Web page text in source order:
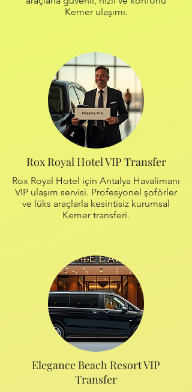
Kemer ulaşımı.
Rox Royal Hotel VIP Transfer
Rox Royal Hotel için Antalya Havalimanı
VIP ulaşım servisi. Profesyonel şoförler
ve lüks araçlarla kesintisiz kurumsal
Kemer transferi.
Elegance Beach Resort VIP
Transfer